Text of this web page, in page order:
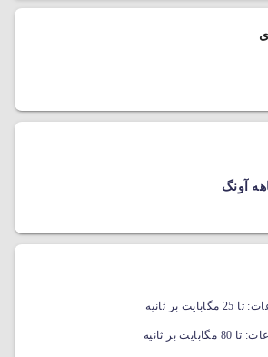
تا 25 مگابایت بر ثانیه
تا 80 مگابایت بر ثانیه